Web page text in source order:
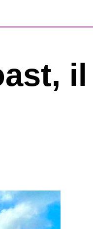
il